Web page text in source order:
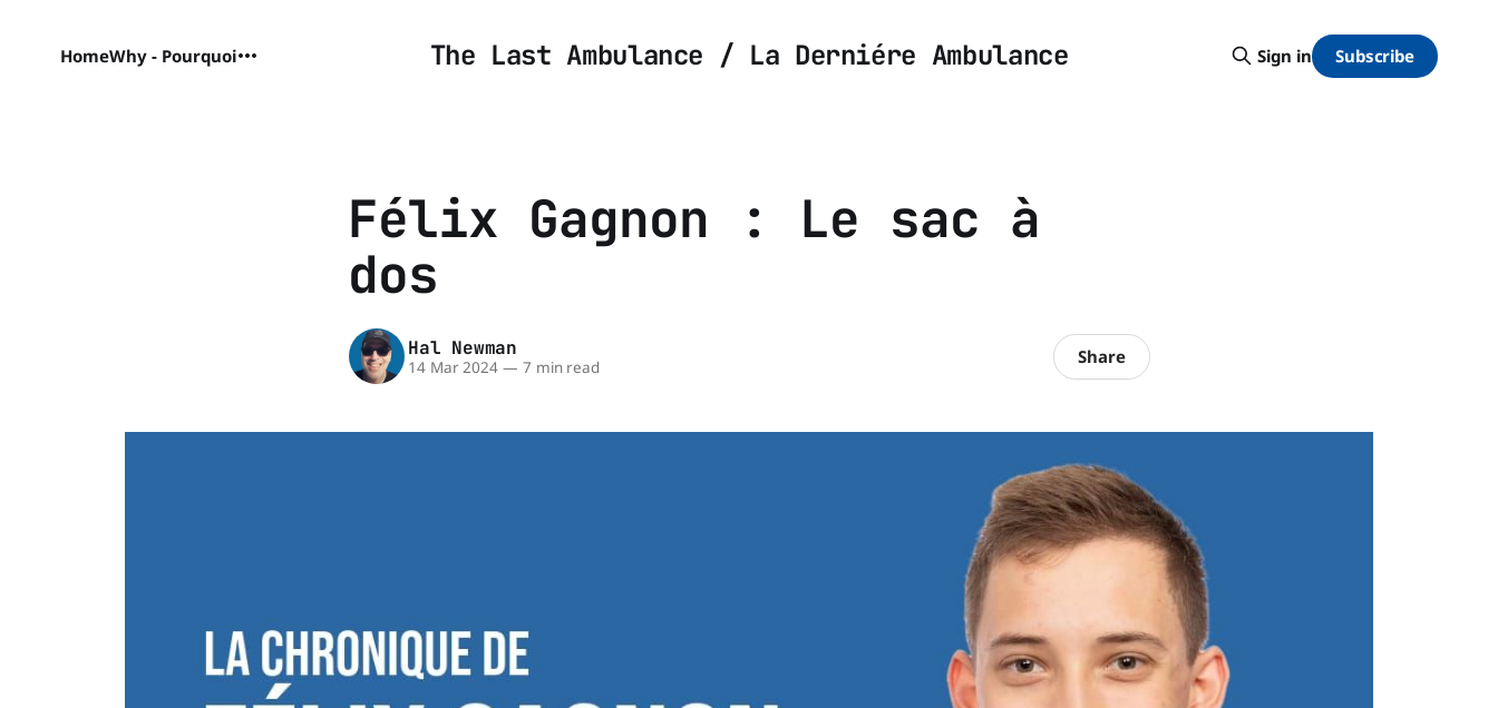
The Last Ambulance / La Derniére Ambulance
HomeWhy - Pourquoi Sign in Subscribe
Félix Gagnon : Le sac à
dos
Hal Newman
14 Mar 2024 — 7 min read Share